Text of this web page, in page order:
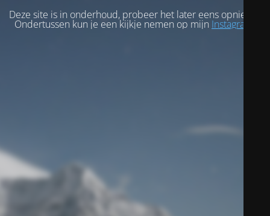
Deze site is in onderhoud, probeer het later eens opnieuw.
Ondertussen kun je een kijkje nemen op mijn Instagram